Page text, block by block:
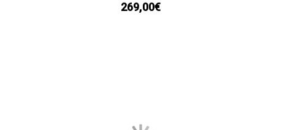
269,00€